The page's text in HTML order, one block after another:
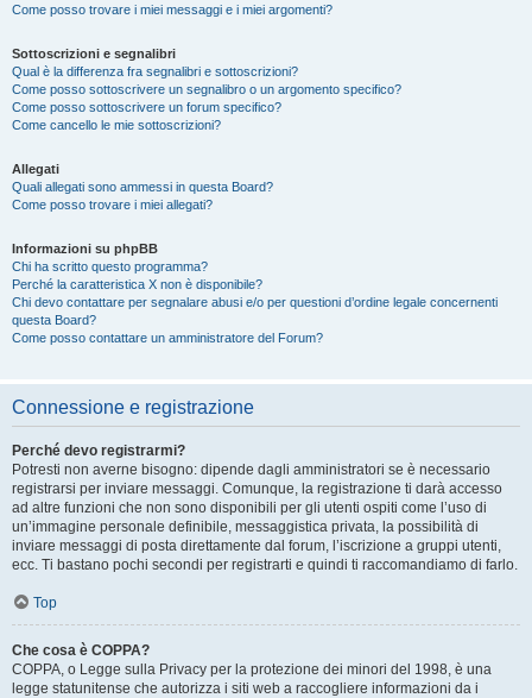
Come posso trovare i miei messaggi e i miei argomenti?
Sottoscrizioni e segnalibri
Qual è la differenza fra segnalibri e sottoscrizioni?
Come posso sottoscrivere un segnalibro o un argomento specifico?
Come posso sottoscrivere un forum specifico?
Come cancello le mie sottoscrizioni?
Allegati
Quali allegati sono ammessi in questa Board?
Come posso trovare i miei allegati?
Informazioni su phpBB
Chi ha scritto questo programma?
Perché la caratteristica X non è disponibile?
Chi devo contattare per segnalare abusi e/o per questioni d’ordine legale concernenti
questa Board?
Come posso contattare un amministratore del Forum?
Connessione e registrazione
Perché devo registrarmi?
Potresti non averne bisogno: dipende dagli amministratori se è necessario
registrarsi per inviare messaggi. Comunque, la registrazione ti darà accesso
ad altre funzioni che non sono disponibili per gli utenti ospiti come l’uso di
un’immagine personale definibile, messaggistica privata, la possibilità di
inviare messaggi di posta direttamente dal forum, l’iscrizione a gruppi utenti,
ecc. Ti bastano pochi secondi per registrarti e quindi ti raccomandiamo di farlo.
Top
Che cosa è COPPA?
COPPA, o Legge sulla Privacy per la protezione dei minori del 1998, è una
legge statunitense che autorizza i siti web a raccogliere informazioni da i